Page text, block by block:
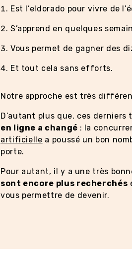
Est l’eldorado pour vivre de
S’apprend en quelques
Vous permet de gagner des
Et tout cela sans efforts.
Notre approche est très
D’autant plus que, ces derniers
en ligne a changé : la
artificielle a poussé un bon
porte.
Pour autant, il y a une très
sont encore plus recherchés
vous permettre de devenir.